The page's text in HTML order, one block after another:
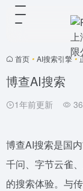
首页 • AI搜索引擎 •
博查AI搜索
1年前更新
博查AI搜索是国
千问、字节云雀
的搜索体验。与